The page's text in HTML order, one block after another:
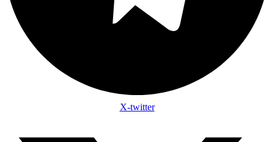
X-twitter